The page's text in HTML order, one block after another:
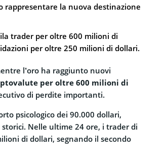
rappresentare la nuova destinazione
trader per oltre 600 milioni di
per oltre 250 milioni di dollari.
l’oro ha raggiunto nuovi
per oltre 600 milioni di
di perdite importanti.
psicologico dei 90.000 dollari,
Nelle ultime 24 ore, i trader di
di dollari, segnando il secondo